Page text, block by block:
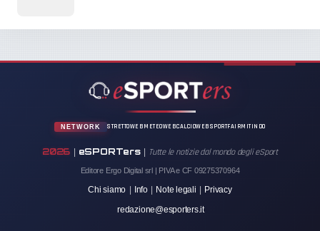
NETWORK STRETTOWEBMETEOWEBCALCIOWEBSPORTFAIRMITINDO
2026 | eSPORTers | Tutte le notizie dal mondo degli eSport
Editore Ergo Digital srl | PIVA e CF 09275370964
Chi siamo Info Note legali
Privacy
redazione@esporters.it